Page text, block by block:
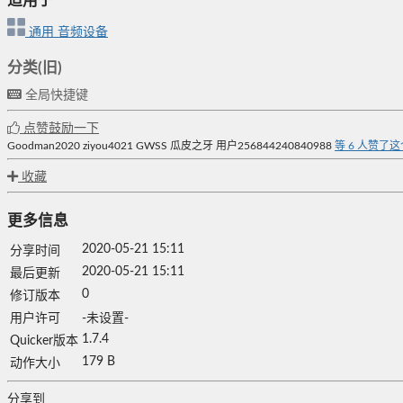
通用 音频设备
分类(旧)
全局快捷键
点赞鼓励一下
Goodman2020 ziyou4021 GWSS 瓜皮之牙 用户256844240840988 等 6 人赞了这
收藏
更多信息
分享时间
2020-05-21 15:11
最后更新
2020-05-21 15:11
修订版本
0
用户许可
-未设置-
Quicker版本 1.7.4
动作大小
179 B
分享到